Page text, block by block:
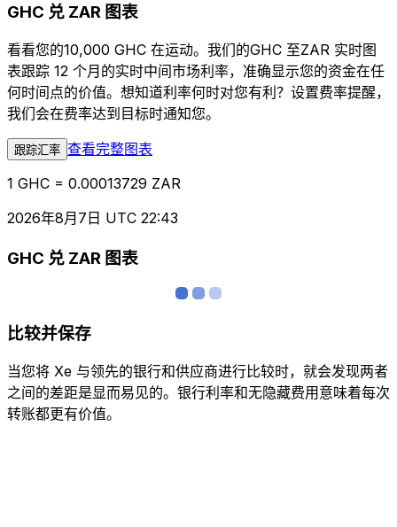
GHC 兑 ZAR 图表
看看您的10,000 GHC 在运动。我们的GHC 至ZAR 实时图
表跟踪 12 个月的实时中间市场利率，准确显示您的资金在任
何时间点的价值。想知道利率何时对您有利？设置费率提醒，
我们会在费率达到目标时通知您。
跟踪汇率 查看完整图表
1 GHC = 0.00013729 ZAR
2026年8月7日 UTC 22:43
GHC 兑 ZAR 图表
比较并保存
当您将 Xe 与领先的银行和供应商进行比较时，就会发现两者
之间的差距是显而易见的。银行利率和无隐藏费用意味着每次
转账都更有价值。